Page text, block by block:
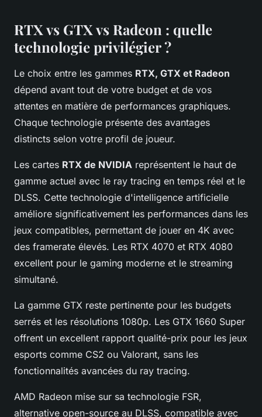
RTX vs GTX vs Radeon : quelle
technologie privilégier ?
Le choix entre les gammes RTX, GTX et Radeon
dépend avant tout de votre budget et de vos
attentes en matière de performances graphiques.
Chaque technologie présente des avantages
distincts selon votre profil de joueur.
Les cartes RTX de NVIDIA représentent le haut de
gamme actuel avec le ray tracing en temps réel et le
DLSS. Cette technologie d'intelligence artificielle
améliore significativement les performances dans les
jeux compatibles, permettant de jouer en 4K avec
des framerate élevés. Les RTX 4070 et RTX 4080
excellent pour le gaming moderne et le streaming
simultané.
La gamme GTX reste pertinente pour les budgets
serrés et les résolutions 1080p. Les GTX 1660 Super
offrent un excellent rapport qualité-prix pour les jeux
esports comme CS2 ou Valorant, sans les
fonctionnalités avancées du ray tracing.
AMD Radeon mise sur sa technologie FSR,
alternative open-source au DLSS, compatible avec